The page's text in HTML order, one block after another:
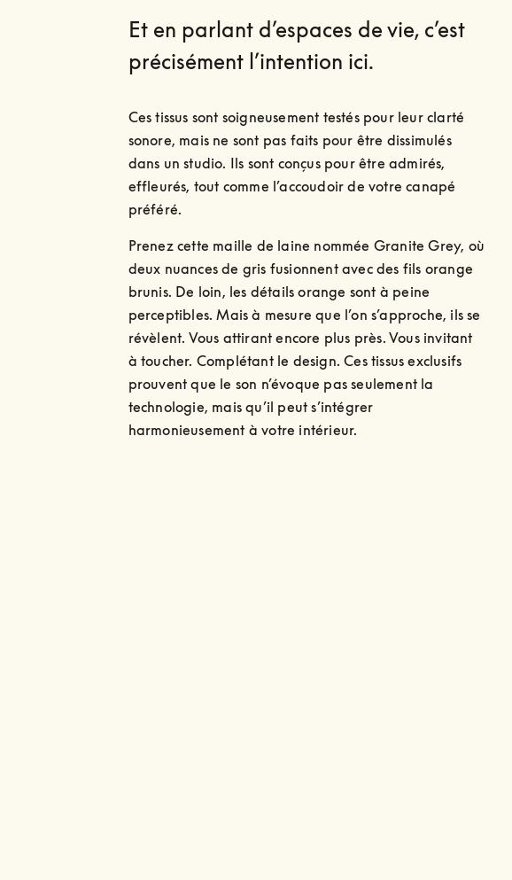
Et en parlant d’espaces de vie, c’est
précisément l’intention ici.
Ces tissus sont soigneusement testés pour leur clarté
sonore, mais ne sont pas faits pour être dissimulés
dans un studio. Ils sont conçus pour être admirés,
effleurés, tout comme l’accoudoir de votre canapé
préféré.
Prenez cette maille de laine nommée Granite Grey, où
deux nuances de gris fusionnent avec des fils orange
brunis. De loin, les détails orange sont à peine
perceptibles. Mais à mesure que l’on s’approche, ils se
révèlent. Vous attirant encore plus près. Vous invitant
à toucher. Complétant le design. Ces tissus exclusifs
prouvent que le son n’évoque pas seulement la
technologie, mais qu’il peut s’intégrer
harmonieusement à votre intérieur.